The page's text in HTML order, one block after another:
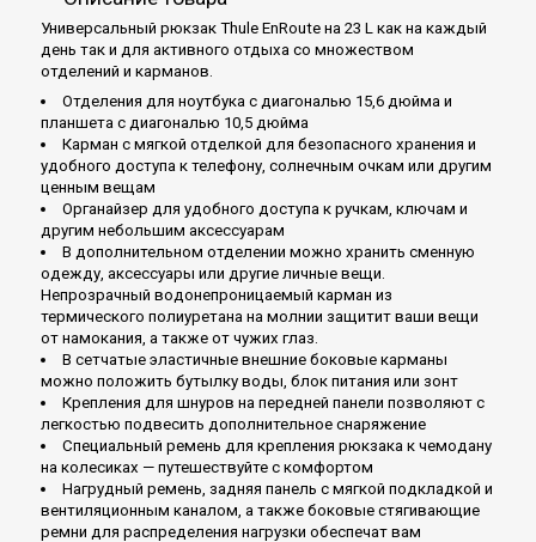
Универсальный рюкзак Thule EnRoute на 23 L как на каждый
день так и для активного отдыха со множеством
отделений и карманов.
Отделения для ноутбука с диагональю 15,6 дюйма и
планшета с диагональю 10,5 дюйма
Карман с мягкой отделкой для безопасного хранения и
удобного доступа к телефону, солнечным очкам или другим
ценным вещам
Органайзер для удобного доступа к ручкам, ключам и
другим небольшим аксессуарам
В дополнительном отделении можно хранить сменную
одежду, аксессуары или другие личные вещи.
Непрозрачный водонепроницаемый карман из
термического полиуретана на молнии защитит ваши вещи
от намокания, а также от чужих глаз.
В сетчатые эластичные внешние боковые карманы
можно положить бутылку воды, блок питания или зонт
Крепления для шнуров на передней панели позволяют с
легкостью подвесить дополнительное снаряжение
Специальный ремень для крепления рюкзака к чемодану
на колесиках — путешествуйте с комфортом
Нагрудный ремень, задняя панель с мягкой подкладкой и
вентиляционным каналом, а также боковые стягивающие
ремни для распределения нагрузки обеспечат вам